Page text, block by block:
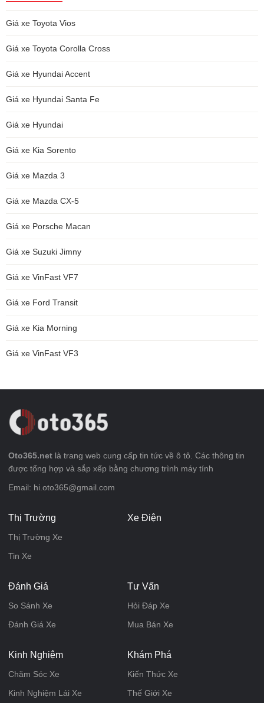
Giá xe Toyota Vios
Giá xe Toyota Corolla Cross
Giá xe Hyundai Accent
Giá xe Hyundai Santa Fe
Giá xe Hyundai
Giá xe Kia Sorento
Giá xe Mazda 3
Giá xe Mazda CX-5
Giá xe Porsche Macan
Giá xe Suzuki Jimny
Giá xe VinFast VF7
Giá xe Ford Transit
Giá xe Kia Morning
Giá xe VinFast VF3
Oto365.net là trang web cung cấp tin tức về ô tô. Các thông tin
được tổng hợp và sắp xếp bằng chương trình máy tính
Email: hi.oto365@gmail.com
Thị Trường
Thị Trường Xe
Tin Xe
Xe Điện
Đánh Giá
So Sánh Xe
Đánh Giá Xe
Tư Vấn
Hỏi Đáp Xe
Mua Bán Xe
Kinh Nghiệm
Chăm Sóc Xe
Kinh Nghiệm Lái Xe
Khám Phá
Kiến Thức Xe
Thế Giới Xe